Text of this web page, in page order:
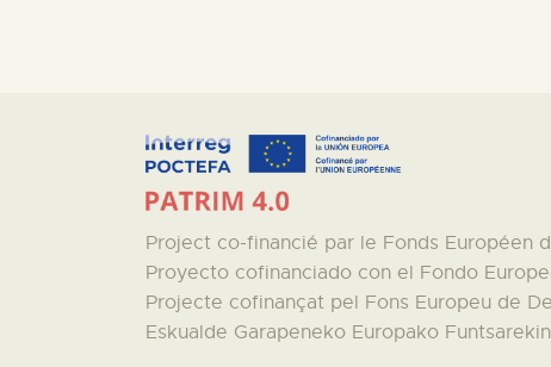
Project co-financié par le Fonds Européen
Proyecto cofinanciado con el Fondo
Projecte cofinançat pel Fons Europeu de
Eskualde Garapeneko Europako